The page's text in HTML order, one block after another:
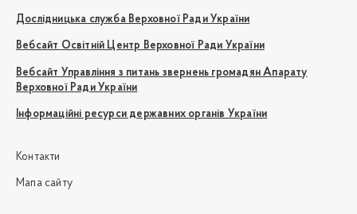
Дослідницька служба Верховної Ради України
Вебсайт Освітній Центр Верховної Ради України
Вебсайт Управління з питань звернень громадян Апарату
Верховної Ради України
Інформаційні ресурси державних органів України
Контакти
Мапа сайту